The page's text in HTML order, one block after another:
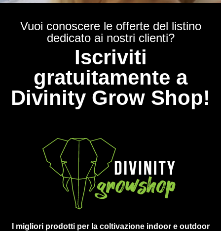
Vuoi conoscere le offerte del listino
dedicato ai nostri clienti?
Iscriviti
gratuitamente a
Divinity Grow Shop!
I migliori prodotti per la coltivazione indoor e outdoor